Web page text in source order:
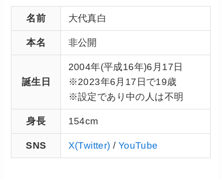
名前 大代真白
本名 非公開
誕生日
2004年(平成16年)6月17日
※2023年6月17日で19歳
※設定であり中の人は不明
身長 154cm
SNS X(Twitter) / YouTube